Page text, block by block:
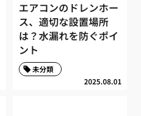
エアコンのドレンホー
ス、適切な設置場所
は？水漏れを防ぐポイ
ント
2025.08.01
未分類